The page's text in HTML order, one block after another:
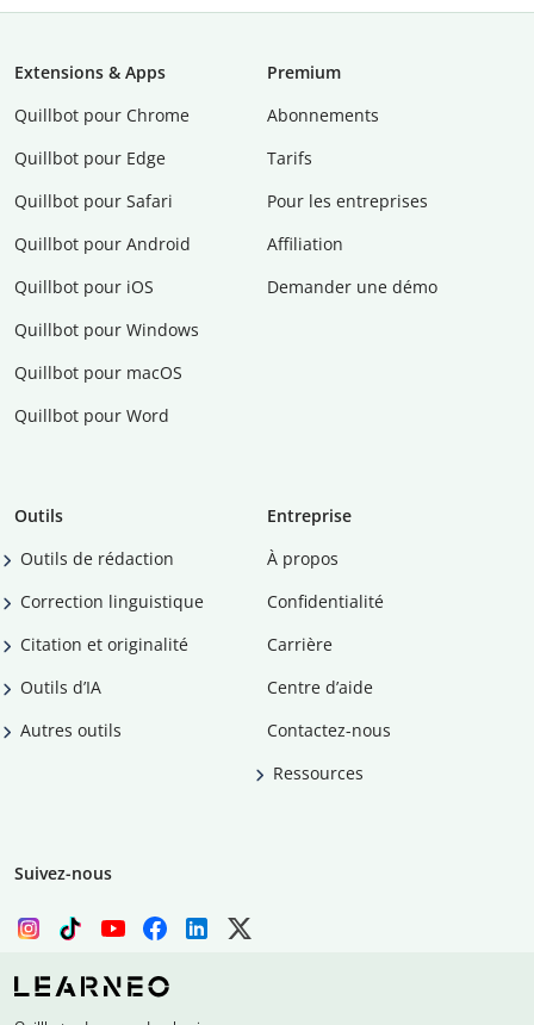
Extensions & Apps
Quillbot pour Chrome
Quillbot pour Edge
Quillbot pour Safari
Quillbot pour Android
Quillbot pour iOS
Quillbot pour Windows
Quillbot pour macOS
Quillbot pour Word
Premium
Abonnements
Tarifs
Pour les entreprises
Affiliation
Demander une démo
Outils
Outils de rédaction
Correction linguistique
Citation et originalité
Outils d’IA
Autres outils
Entreprise
À propos
Confidentialité
Carrière
Centre d’aide
Contactez-nous
Ressources
Suivez-nous